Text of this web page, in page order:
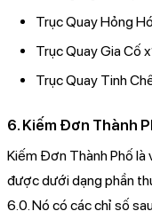
Trục Quay Hỏng
Trục Quay Gia Cố
Trục Quay Tinh
6. Kiếm Đơn Thành
Kiếm Đơn Thành Phố là
được dưới dạng phần
6.0. Nó có các chỉ số